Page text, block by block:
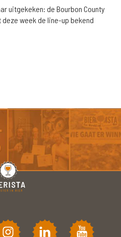
uitgekeken: de Bourbon County
week de line-up bekend